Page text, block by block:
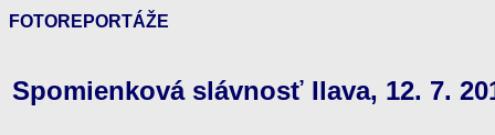
FOTOREPORTÁŽE
Spomienková slávnosť Ilava, 12. 7.